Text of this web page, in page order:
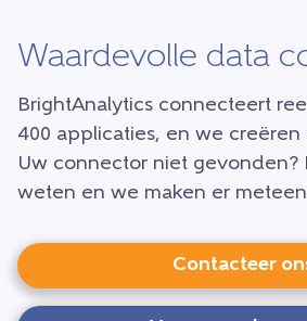
Waardevolle data
BrightAnalytics connecteert
400 applicaties, en we creëren
Uw connector niet gevonden?
weten en we maken er
Contacteer